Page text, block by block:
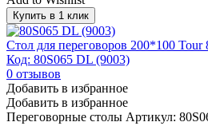
Купить в 1 клик
Стол для переговоров 200*100 Tour
Код: 80S065 DL (9003)
0 отзывов
Добавить в избранное
Добавить в избранное
Переговорные столы Артикул: